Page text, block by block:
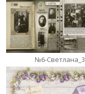
№6-Светлана_3